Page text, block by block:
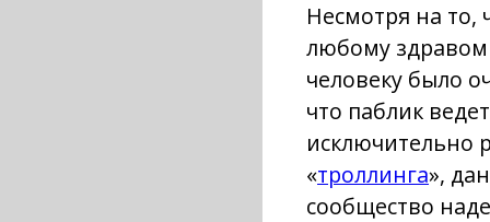
Несмотря на то,
любому
человеку было
что паблик
исключительно
«троллинга»,
сообщество